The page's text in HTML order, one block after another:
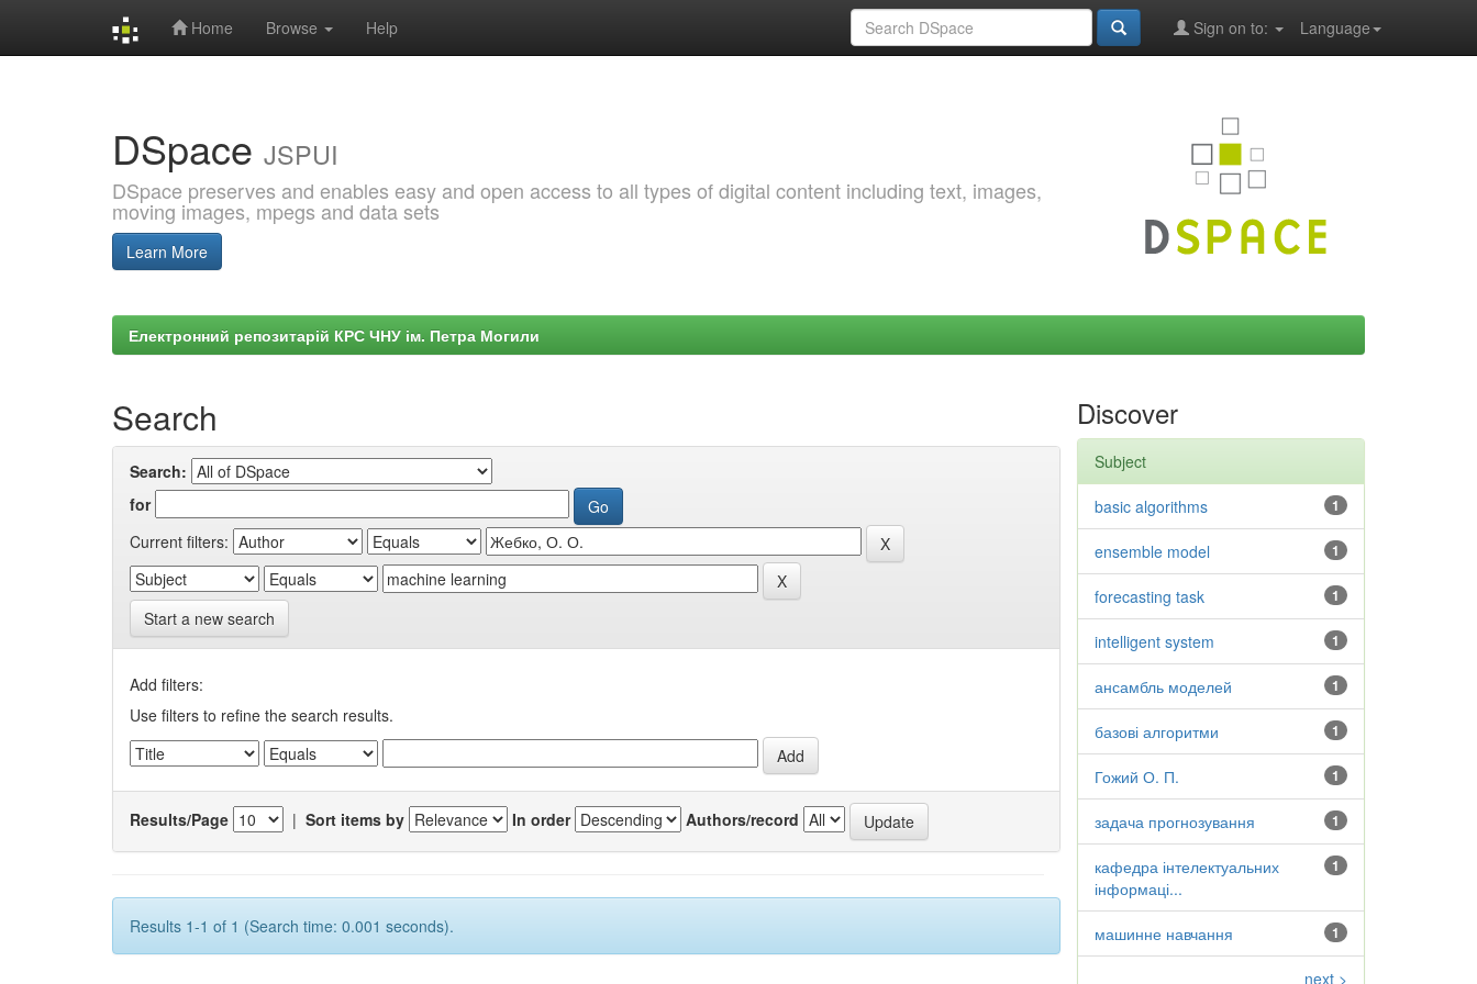
Home Browse Help Language
Sign on to:
DSpace JSPUI
DSpace preserves and enables easy and open access to all types of digital content including text, images,
moving images, mpegs and data sets
Learn More
Електронний репозитарій КРС ЧНУ ім. Петра Могили
Search
Search:
for
Current filters:
Start a new search
Add filters:
Use filters to refine the search results.
Results/Page | Sort items by In order Authors/record
Results 1-1 of 1 (Search time: 0.001 seconds).
Discover
Subject
1
basic algorithms
1
ensemble model
1
forecasting task
1
intelligent system
1
ансамбль моделей
1
базові алгоритми
1
Гожий О. П.
1
задача прогнозування
1
кафедра інтелектуальних
інформаці...
1
машинне навчання
next >